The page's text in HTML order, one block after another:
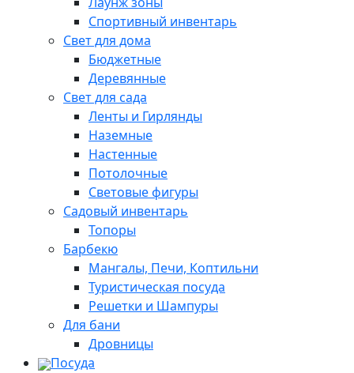
Спортивный инвентарь
Свет для дома
Бюджетные
Деревянные
Свет для сада
Ленты и Гирлянды
Наземные
Настенные
Потолочные
Световые фигуры
Садовый инвентарь
Топоры
Барбекю
Мангалы, Печи, Коптильни
Туристическая посуда
Решетки и Шампуры
Для бани
Дровницы
Посуда